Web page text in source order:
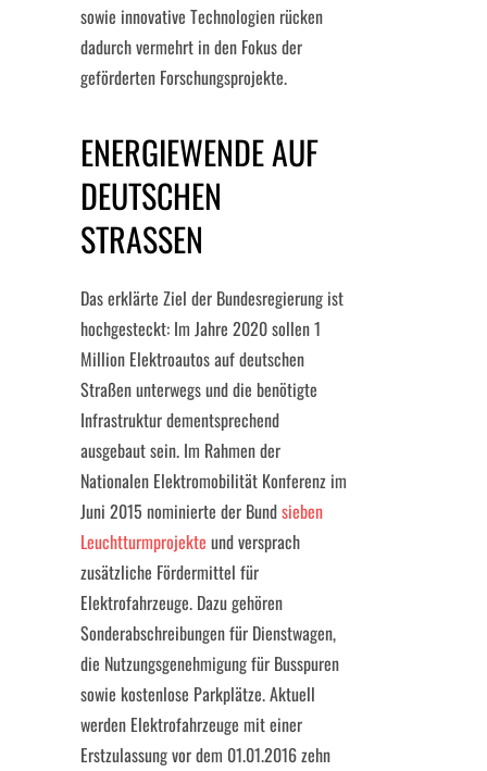
sowie innovative Technologien rücken
dadurch vermehrt in den Fokus der
geförderten Forschungsprojekte.
ENERGIEWENDE AUF
DEUTSCHEN
STRASSEN
Das erklärte Ziel der Bundesregierung ist
hochgesteckt: Im Jahre 2020 sollen 1
Million Elektroautos auf deutschen
Straßen unterwegs und die benötigte
Infrastruktur dementsprechend
ausgebaut sein. Im Rahmen der
Nationalen Elektromobilität Konferenz im
Juni 2015 nominierte der Bundsieben
Leuchtturmprojekte und versprach
zusätzliche Fördermittel für
Elektrofahrzeuge. Dazu gehören
Sonderabschreibungen für Dienstwagen,
die Nutzungsgenehmigung für Busspuren
sowie kostenlose Parkplätze. Aktuell
werden Elektrofahrzeuge mit einer
Erstzulassung vor dem 01.01.2016 zehn